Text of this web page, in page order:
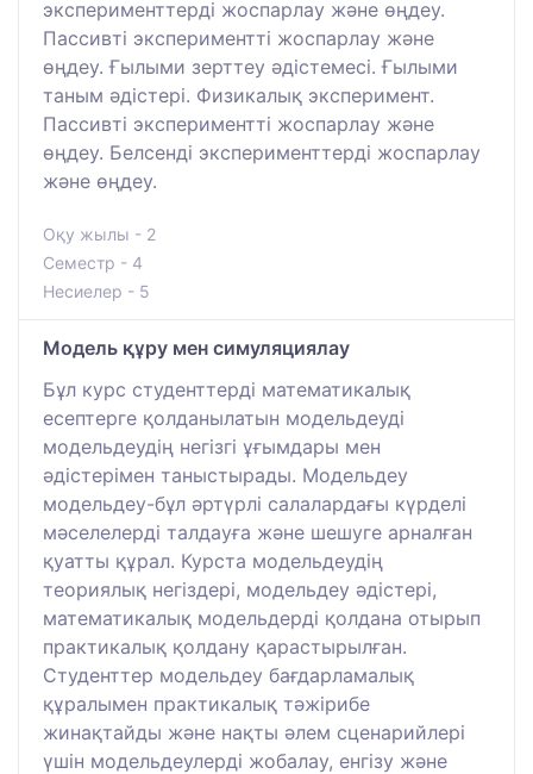
эксперименттерді жоспарлау және өңдеу.
Пассивті экспериментті жоспарлау және
өңдеу. Ғылыми зерттеу әдістемесі. Ғылыми
таным әдістері. Физикалық эксперимент.
Пассивті экспериментті жоспарлау және
өңдеу. Белсенді эксперименттерді жоспарлау
және өңдеу.
Оқу жылы - 2
Семестр - 4
Несиелер - 5
Модель құру мен симуляциялау
Бұл курс студенттерді математикалық
есептерге қолданылатын модельдеуді
модельдеудің негізгі ұғымдары мен
әдістерімен таныстырады. Модельдеу
модельдеу-бұл әртүрлі салалардағы күрделі
мәселелерді талдауға және шешуге арналған
қуатты құрал. Курста модельдеудің
теориялық негіздері, модельдеу әдістері,
математикалық модельдерді қолдана отырып
практикалық қолдану қарастырылған.
Студенттер модельдеу бағдарламалық
құралымен практикалық тәжірибе
жинақтайды және нақты әлем сценарийлері
үшін модельдеулерді жобалау, енгізу және